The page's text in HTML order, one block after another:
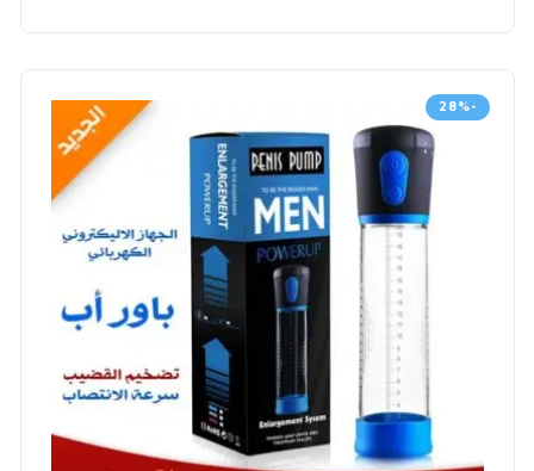
-28%